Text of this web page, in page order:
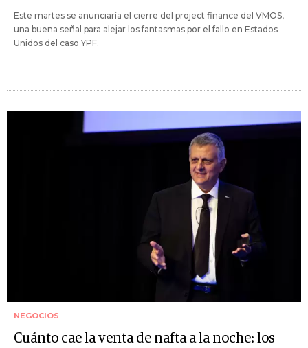
Este martes se anunciaría el cierre del project finance del VMOS,
una buena señal para alejar los fantasmas por el fallo en Estados
Unidos del caso YPF.
NEGOCIOS
Cuánto cae la venta de nafta a la noche: los